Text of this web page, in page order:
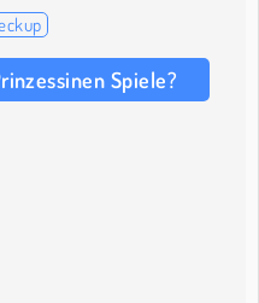
Spiele?